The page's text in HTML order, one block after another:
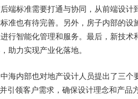
端标准需要打通与协同，从前端设计
准也有待完善。另外，房子内部的设
行智能化管理和服务。最后，新技术
助力实现产业化落地。
海内部也对地产设计人员提出了三个
引领客户需求，确保设计理念和产品